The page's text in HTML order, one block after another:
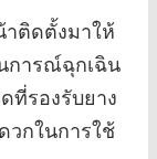
ติดตั้งมาให้
การณ์ฉุกเฉิน
ที่รองรับยาง
วกในการใช้